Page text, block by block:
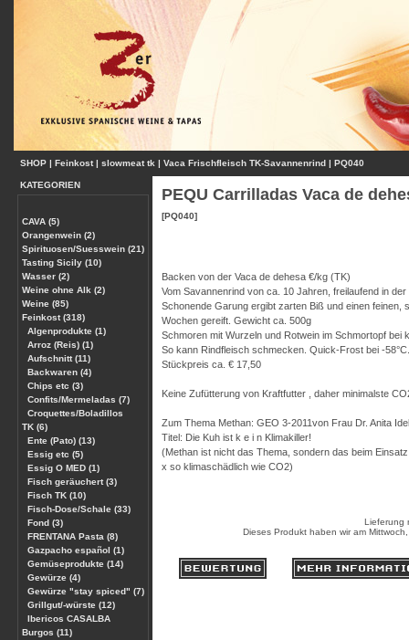
SHOP | Feinkost| slowmeat tk | Vaca Frischfleisch TK-Savannenrind | PQ040
KATEGORIEN
CAVA (5)
Orangenwein (2)
Spirituosen/Suesswein (21)
Tasting Sicily (10)
Wasser (2)
Weine ohne Alk (2)
Weine (85)
Feinkost (318)
Algenprodukte (1)
Arroz (Reis) (1)
Aufschnitt (11)
Backwaren (4)
Chips etc (3)
Confits/Mermeladas (7)
Croquettes/Boladillos
TK (6)
Ente (Pato) (13)
Essig etc (5)
Essig O MED (1)
Fisch geräuchert (3)
Fisch TK (10)
Fisch-Dose/Schale (33)
Fond (3)
FRENTANA Pasta (8)
Gazpacho español (1)
Gemüseprodukte (14)
Gewürze (4)
Gewürze "stay spiced" (7)
Grillgut/-würste (12)
Ibericos CASALBA
Burgos (11)
PEQU Carrilladas Vaca de
[PQ040]
Backen von der Vaca de dehesa €/kg (TK)
Vom Savannenrind von ca. 10 Jahren, freilaufend in
Schonende Garung ergibt zarten Biß und einen feinen,
Wochen gereift. Gewicht ca. 500g
Schmoren mit Wurzeln und Rotwein im Schmortopf bei
So kann Rindfleisch schmecken. Quick-Frost bei -58°C.
Stückpreis ca. € 17,50
Keine Zufütterung von Kraftfutter , daher minimalste
Zum Thema Methan: GEO 3-2011von Frau Dr. Anita Idel
Titel: Die Kuh ist k e i n Klimakiller!
(Methan ist nicht das Thema, sondern das beim
x so klimaschädlich wie CO2)
Lieferung
Dieses Produkt haben wir am